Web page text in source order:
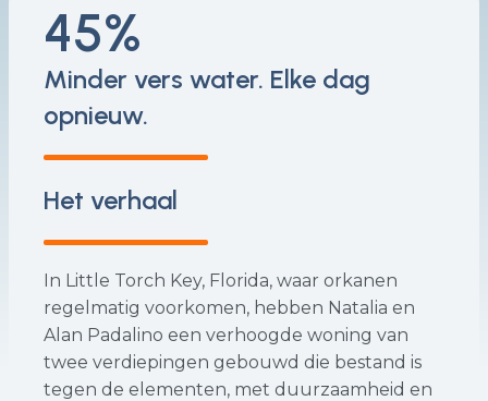
45%
Minder vers water. Elke dag
opnieuw.
Het verhaal
In Little Torch Key, Florida, waar orkanen
regelmatig voorkomen, hebben Natalia en
Alan Padalino een verhoogde woning van
twee verdiepingen gebouwd die bestand is
tegen de elementen, met duurzaamheid en